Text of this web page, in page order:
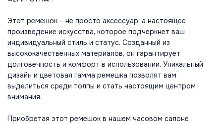
Этот ремешок – не просто аксессуар, а настоящее
произведение искусства, которое подчеркнет ваш
индивидуальный стиль и статус. Созданный из
высококачественных материалов, он гарантирует
долговечность и комфорт в использовании. Уникальный
дизайн и цветовая гамма ремешка позволят вам
выделиться среди толпы и стать настоящим центром
внимания.
Приобретая этот ремешок в нашем часовом салоне